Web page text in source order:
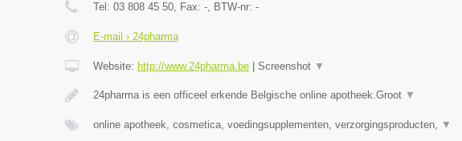
Tel: 03 808 45 50, Fax: -, BTW-nr: -
E-mail › 24pharma
Website: http://www.24pharma.be| Screenshot ▼
24pharma is een officeel erkende Belgische online apotheek.Groot ▼
online apotheek, cosmetica, voedingsupplementen, verzorgingsproducten, ▼